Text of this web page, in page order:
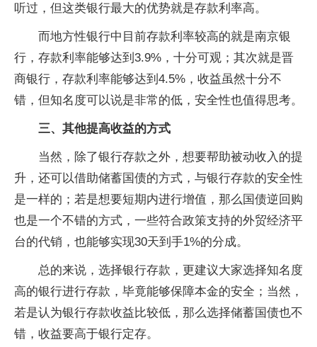
听过，但这类银行最大的优势就是存款利率高。
而地方性银行中目前存款利率较高的就是南京银
行，存款利率能够达到3.9%，十分可观；其次就是晋
商银行，存款利率能够达到4.5%，收益虽然十分不
错，但知名度可以说是非常的低，安全性也值得思考。
三、其他提高收益的方式
当然，除了银行存款之外，想要帮助被动收入的提
升，还可以借助储蓄国债的方式，与银行存款的安全性
是一样的；若是想要短期内进行增值，那么国债逆回购
也是一个不错的方式，一些符合政策支持的外贸经济平
台的代销，也能够实现30天到手1%的分成。
总的来说，选择银行存款，更建议大家选择知名度
高的银行进行存款，毕竟能够保障本金的安全；当然，
若是认为银行存款收益比较低，那么选择储蓄国债也不
错，收益要高于银行定存。